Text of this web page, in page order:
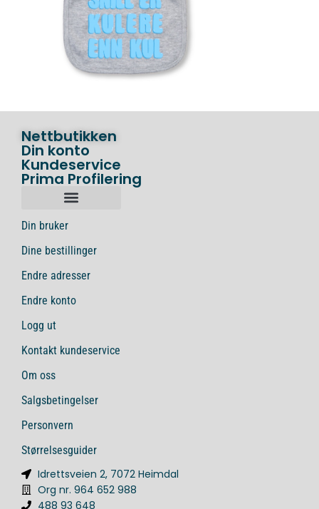
Nettbutikken
Din konto
Kundeservice
Prima Profilering
Din bruker
Dine bestillinger
Endre adresser
Endre konto
Logg ut
Kontakt kundeservice
Om oss
Salgsbetingelser
Personvern
Størrelsesguider
Idrettsveien 2, 7072 Heimdal
Org nr. 964 652 988
488 93 648